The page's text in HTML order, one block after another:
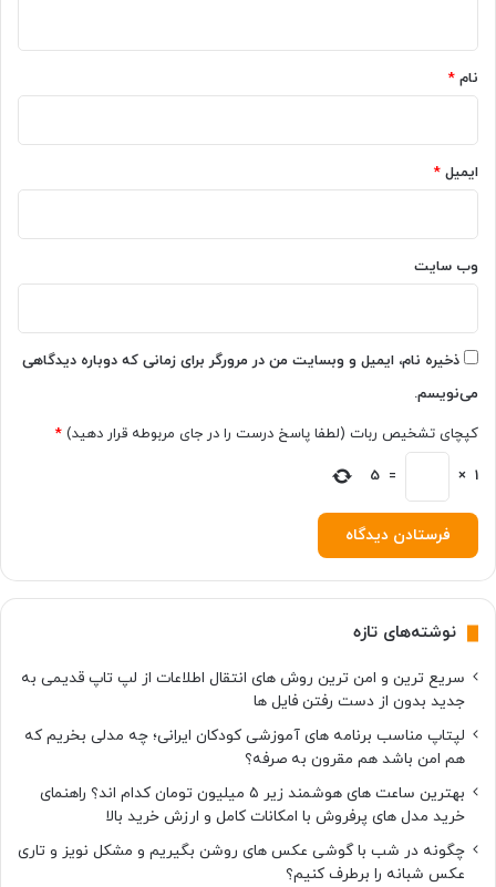
ر
ه
ا
ش
خ
ص
ر
ا
ب
ن
م
ش
ذ
ش
ر
ا
ی
ن
د
نام *
ایمیل *
وب‌ سایت
ذخیره نام، ایمیل و وبسایت من در مرورگر برای زمانی که دوباره دیدگاهی
می‌نویسم.
کپچای تشخیص ربات (لطفا پاسخ درست را در جای مربوطه قرار دهید) *
1
×
=
5
نوشته‌های تازه
سریع ترین و امن ترین روش های انتقال اطلاعات از لپ تاپ قدیمی به
جدید بدون از دست رفتن فایل ها
لپتاپ مناسب برنامه های آموزشی کودکان ایرانی؛ چه مدلی بخریم که
هم امن باشد هم مقرون به صرفه؟
بهترین ساعت های هوشمند زیر ۵ میلیون تومان کدام اند؟ راهنمای
خرید مدل های پرفروش با امکانات کامل و ارزش خرید بالا
چگونه در شب با گوشی عکس های روشن بگیریم و مشکل نویز و تاری
عکس شبانه را برطرف کنیم؟